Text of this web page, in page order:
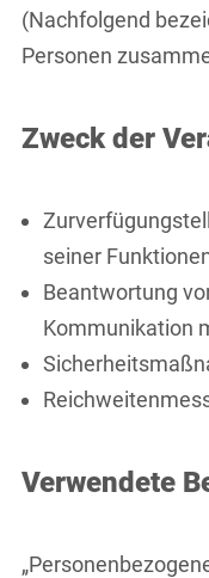
(Nachfolgend
Personen
Zweck der
seiner
Beantwortung
Kommunikation
Verwendete